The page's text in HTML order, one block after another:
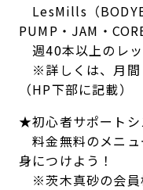
LesMills（
PUMP・JAM・
週40本以上のレ
※詳しくは、月間
（HP下部に記載）
★初心者サポートシ
料金無料のメニュ
身につけよう！
※茨木真砂の会員